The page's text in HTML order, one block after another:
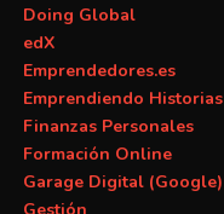
Doing Global
edX
Emprendedores.es
Emprendiendo Historias
Finanzas Personales
Formación Online
Garage Digital (Google)